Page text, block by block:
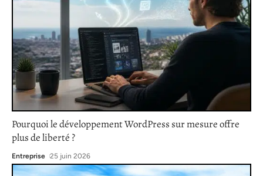
Pourquoi le développement WordPress sur mesure offre
plus de liberté ?
Entreprise 25 juin 2026